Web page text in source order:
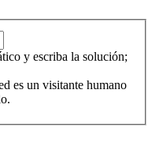
y escriba la solución;
es un visitante humano